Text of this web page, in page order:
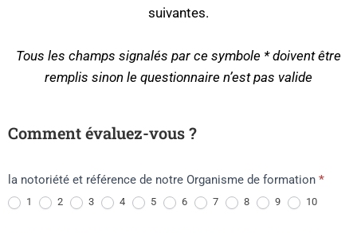
suivantes.
Tous les champs signalés par ce symbole * doivent être
remplis sinon le questionnaire n’est pas valide
de
Comment évaluez-vous ?
la notoriété et référence de notre Organisme de formation *
1 2 3 4 5 6 7 8 9 10